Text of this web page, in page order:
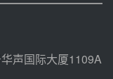
色低碳电力供给
声国际大厦1109A